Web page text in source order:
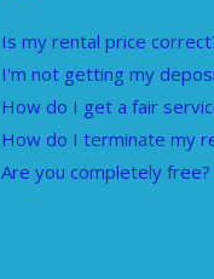
Is my rental price
I'm not getting my
How do I get a fair
How do I terminate my
Are you completely free?